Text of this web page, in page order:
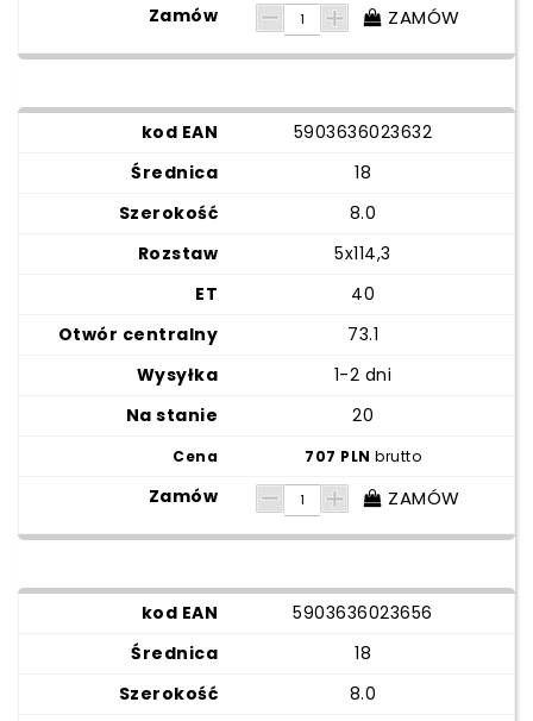
ZAMÓW
5903636023632
18
8.0
5x114,3
40
73.1
1-2 dni
20
707 PLNbrutto
ZAMÓW
5903636023656
18
8.0